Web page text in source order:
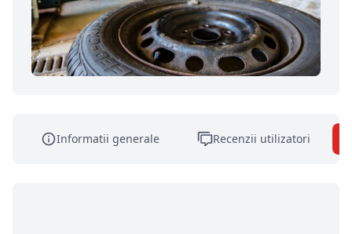
Informatii generale Recenzii utilizatori